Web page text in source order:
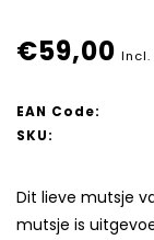
€59,00 Incl.
EAN Code:
SKU:
Dit lieve mutsje
mutsje is